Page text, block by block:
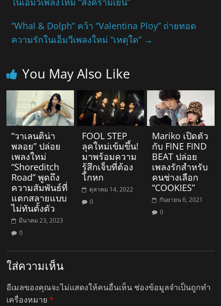
“Whal & Dolph” คว้า “Valentina Ploy” ถ่ายทอด
ความรักในเอ็มวีเพลงใหม่ “เหตุใด” →
You May Also Like
“วาเลนติน่า
พลอย” ปล่อย
เพลงใหม่
“Shoreditch
Road” พูดถึง
ความสัมพันธ์ที่
แตกสลายแบบ
ไม่ทันตั้งตัว
มีนาคม 23, 2023
0
FOOL STEP
ลุคใหม่เข้มขึ้น!
มาพร้อมความ
รู้สึกเจ็บที่ต้อง
โกหก
ตุลาคม 14, 2022
0
Mariko เปิดตัว
กับ FINE FIND
BEAT ปล่อย
เพลงรักสำหรับ
คนช่างเลือก
“COOKIES”
กันยายน 6, 2021
0
ใส่ความเห็น
อีเมลของคุณจะไม่แสดงให้คนอื่นเห็น ช่องข้อมูลจำเป็นถูกทำ
เครื่องหมาย*